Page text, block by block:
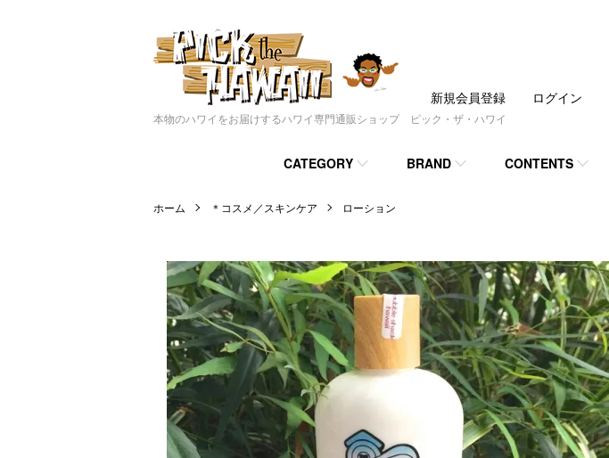
本物のハワイをお届けするハワイ専門通販ショップ ピック・ザ・ハワイ
CATEGORY BRAND CONTENTS
新規会員登録 ログイン
ホーム ＊コスメ／スキンケア ローション